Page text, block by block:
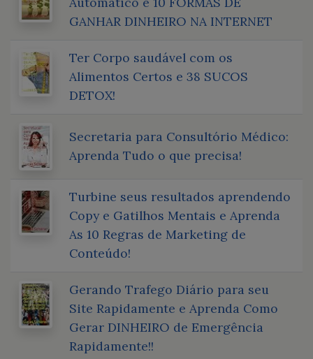
GANHAR DINHEIRO NA INTERNET
Ter Corpo saudável com os
Alimentos Certos e 38 SUCOS
DETOX!
Secretaria para Consultório Médico:
Aprenda Tudo o que precisa!
Turbine seus resultados aprendendo
Copy e Gatilhos Mentais e Aprenda
As 10 Regras de Marketing de
Conteúdo!
Gerando Trafego Diário para seu
Site Rapidamente e Aprenda Como
Gerar DINHEIRO de Emergência
Rapidamente!!